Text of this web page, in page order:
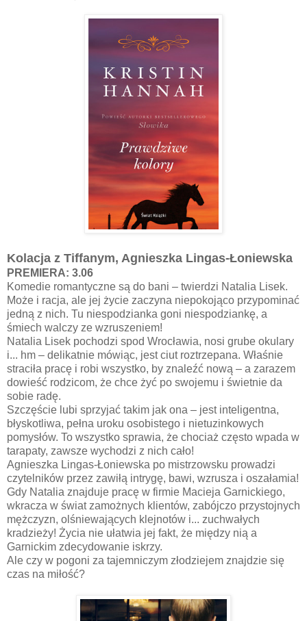
Kolacja z Tiffanym, Agnieszka Lingas-Łoniewska
PREMIERA: 3.06
Komedie romantyczne są do bani – twierdzi Natalia Lisek.
Może i racja, ale jej życie zaczyna niepokojąco przypominać
jedną z nich. Tu niespodzianka goni niespodziankę, a
śmiech walczy ze wzruszeniem!
Natalia Lisek pochodzi spod Wrocławia, nosi grube okulary
i... hm – delikatnie mówiąc, jest ciut roztrzepana. Właśnie
straciła pracę i robi wszystko, by znaleźć nową – a zarazem
dowieść rodzicom, że chce żyć po swojemu i świetnie da
sobie radę.
Szczęście lubi sprzyjać takim jak ona – jest inteligentna,
błyskotliwa, pełna uroku osobistego i nietuzinkowych
pomysłów. To wszystko sprawia, że chociaż często wpada w
tarapaty, zawsze wychodzi z nich cało!
Agnieszka Lingas-Łoniewska po mistrzowsku prowadzi
czytelników przez zawiłą intrygę, bawi, wzrusza i oszałamia!
Gdy Natalia znajduje pracę w firmie Macieja Garnickiego,
wkracza w świat zamożnych klientów, zabójczo przystojnych
mężczyzn, olśniewających klejnotów i... zuchwałych
kradzieży! Życia nie ułatwia jej fakt, że między nią a
Garnickim zdecydowanie iskrzy.
Ale czy w pogoni za tajemniczym złodziejem znajdzie się
czas na miłość?